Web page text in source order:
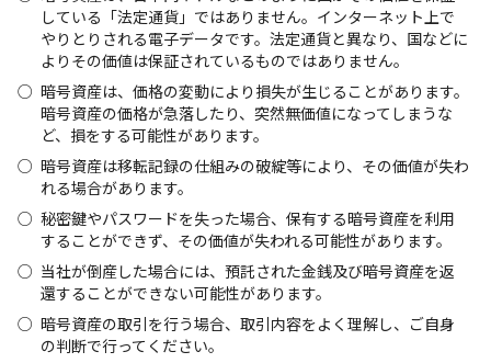
している「法定通貨」ではありません。インターネット上で
やりとりされる電子データです。法定通貨と異なり、国などに
よりその価値は保証されているものではありません。
暗号資産は、価格の変動により損失が生じることがあります。
暗号資産の価格が急落したり、突然無価値になってしまうな
ど、損をする可能性があります。
暗号資産は移転記録の仕組みの破綻等により、その価値が失わ
れる場合があります。
秘密鍵やパスワードを失った場合、保有する暗号資産を利用
することができず、その価値が失われる可能性があります。
当社が倒産した場合には、預託された金銭及び暗号資産を返
還することができない可能性があります。
暗号資産の取引を行う場合、取引内容をよく理解し、ご自身
の判断で行ってください。